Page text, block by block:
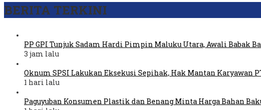
BERITA TERKINI
PP GPI Tunjuk Sadam Hardi Pimpin Maluku Utara, Awali Babak
3 jam lalu
Oknum SPSI Lakukan Eksekusi Sepihak, Hak Mantan Karyawan
1 hari lalu
Paguyuban Konsumen Plastik dan Benang Minta Harga Bahan